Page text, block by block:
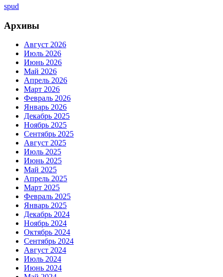
spud
Архивы
Август 2026
Июль 2026
Июнь 2026
Май 2026
Апрель 2026
Март 2026
Февраль 2026
Январь 2026
Декабрь 2025
Ноябрь 2025
Сентябрь 2025
Август 2025
Июль 2025
Июнь 2025
Май 2025
Апрель 2025
Март 2025
Февраль 2025
Январь 2025
Декабрь 2024
Ноябрь 2024
Октябрь 2024
Сентябрь 2024
Август 2024
Июль 2024
Июнь 2024